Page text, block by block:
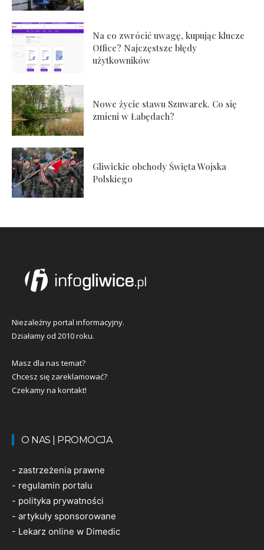
Na co zwrócić uwagę, kupując klucze
Office? Najczęstsze błędy
użytkowników
Nowe życie stawu Szuwarek. Co się
zmieni w Łabędach?
Gliwickie obchody Święta Wojska
Polskiego
Niezależny portal informacyjny.
Działamy od 2010 roku.
Masz dla nas temat?
Chcesz się zareklamować?
Czekamy na kontakt!
O NAS | PROMOCJA
- zastrzeżenia prawne
- regulamin portalu
- polityka prywatności
- artykuły sponsorowane
- Lekarz online w Dimedic